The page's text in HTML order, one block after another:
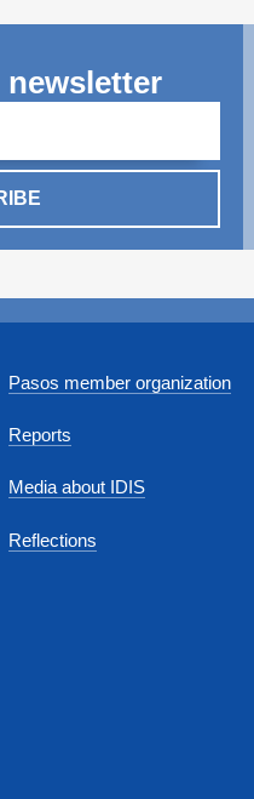
Pasos member organization
Reports
Media about IDIS
Reflections